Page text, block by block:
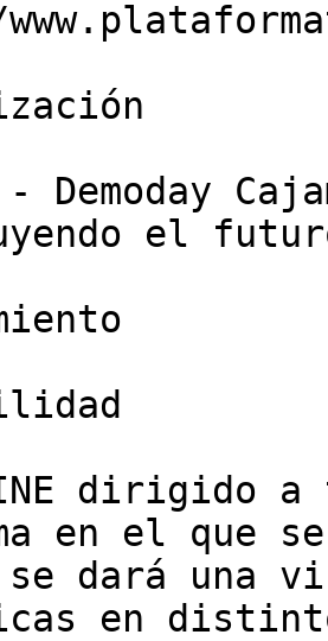
Demoday
el
dirigido
en el que
dará una
en